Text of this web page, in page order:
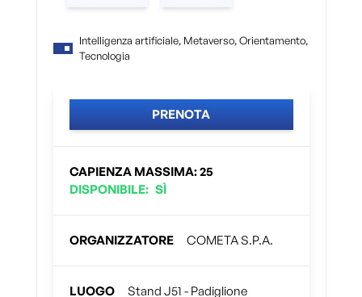
Intelligenza artificiale, Metaverso, Orientamento,
Tecnologia
PRENOTA
CAPIENZA MASSIMA:25
DISPONIBILE: SÌ
ORGANIZZATORE COMETA S.P.A.
LUOGO
Stand J51 - Padiglione